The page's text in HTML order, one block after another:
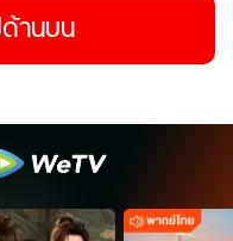
านบน